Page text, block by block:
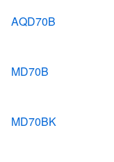
AQD70B
MD70B
MD70BK